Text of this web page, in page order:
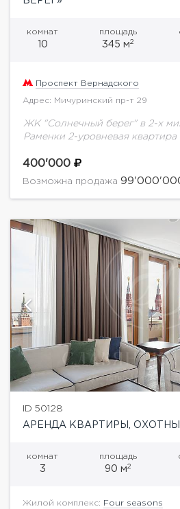
комнат
10
площадь
345 м2
Проспект Вернадского
Адрес: Мичуринский пр-т 29
ЖК "Солнечный берег" в 2-х
Раменки 2-уровневая квартира
бильярдная со столом для
кабинет-библиотека,...
400'000
Возможна продажа
ID 50128
АРЕНДА КВАРТИРЫ,
комнат
3
площадь
90 м2
Жилой комплекс: Four seasons